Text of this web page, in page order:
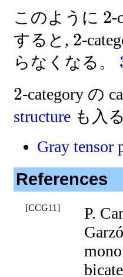
このように 2-
すると, 2-
らなくなる。
2-category の
structure も入
Gray tensor
References
[CCG11]
P.